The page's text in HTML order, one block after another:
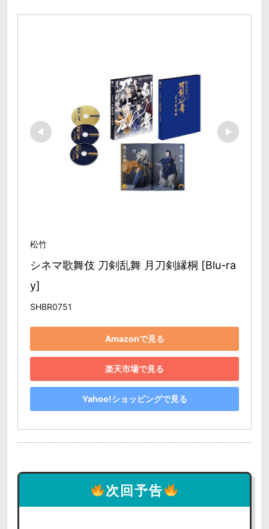
松竹
シネマ歌舞伎 刀剣乱舞 月刀剣縁桐 [Blu-ra
y]
SHBR0751
Amazonで見る
楽天市場で見る
Yahoo!ショッピングで見る
次回予告